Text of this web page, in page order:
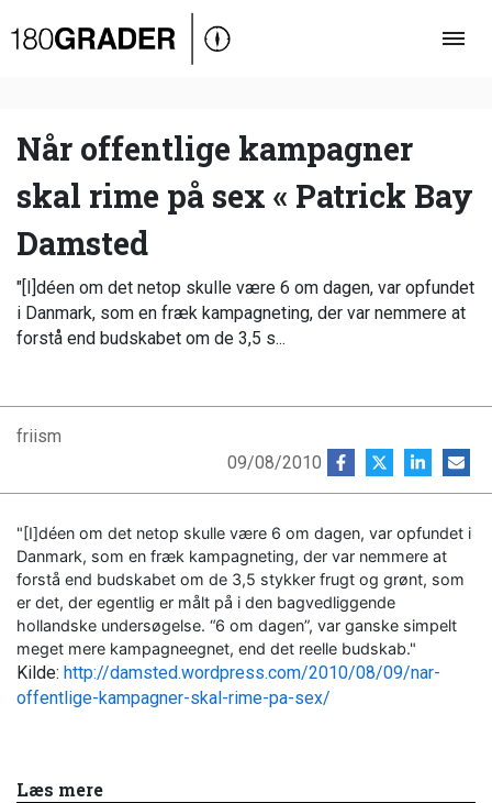
Oversigt
Debat
Video
Podcast
Når offentlige kampagner
skal rime på sex « Patrick Bay
Damsted
"[I]déen om det netop skulle være 6 om dagen, var opfundet
i Danmark, som en fræk kampagneting, der var nemmere at
forstå end budskabet om de 3,5 s...
friism
09/08/2010
"[I]déen om det netop skulle være 6 om dagen, var opfundet i
Danmark, som en fræk kampagneting, der var nemmere at
forstå end budskabet om de 3,5 stykker frugt og grønt, som
er det, der egentlig er målt på i den bagvedliggende
hollandske undersøgelse. “6 om dagen”, var ganske simpelt
meget mere kampagneegnet, end det reelle budskab."
Kilde: http://damsted.wordpress.com/2010/08/09/nar-
offentlige-kampagner-skal-rime-pa-sex/
Læs mere